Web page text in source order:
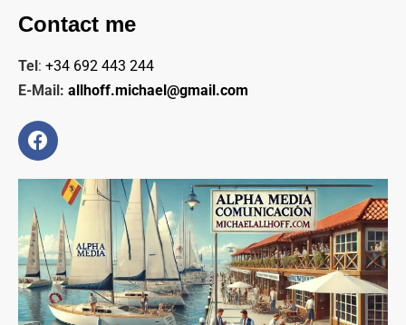
Contact me
Tel: +34 692 443 244
E-Mail: allhoff.michael@gmail.com